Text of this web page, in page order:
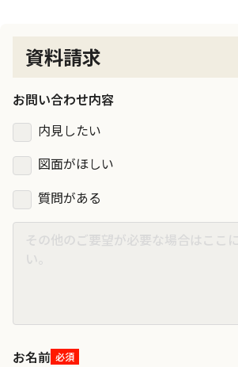
資料請求
お問い合わせ内容
内見したい
図面がほしい
質問がある
お名前 必須